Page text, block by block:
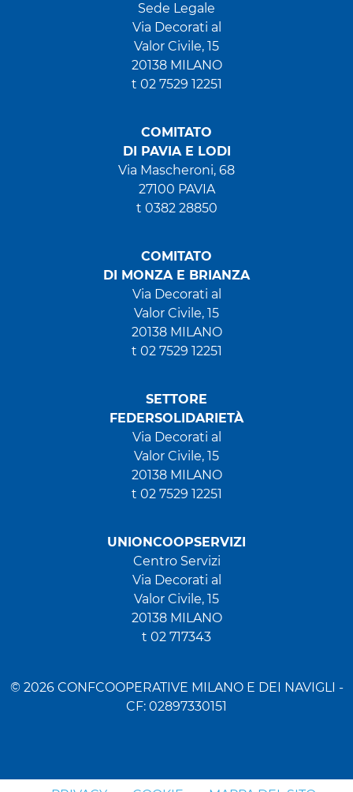
Sede Legale
Via Decorati al
Valor Civile, 15
20138 MILANO
t 02 7529 12251
COMITATO
DI PAVIA E LODI
Via Mascheroni, 68
27100 PAVIA
t 0382 28850
COMITATO
DI MONZA E BRIANZA
Via Decorati al
Valor Civile, 15
20138 MILANO
t 02 7529 12251
SETTORE
FEDERSOLIDARIETÀ
Via Decorati al
Valor Civile, 15
20138 MILANO
t 02 7529 12251
UNIONCOOPSERVIZI
Centro Servizi
Via Decorati al
Valor Civile, 15
20138 MILANO
t 02 717343
© 2026 CONFCOOPERATIVE MILANO E DEI NAVIGLI -
CF: 02897330151